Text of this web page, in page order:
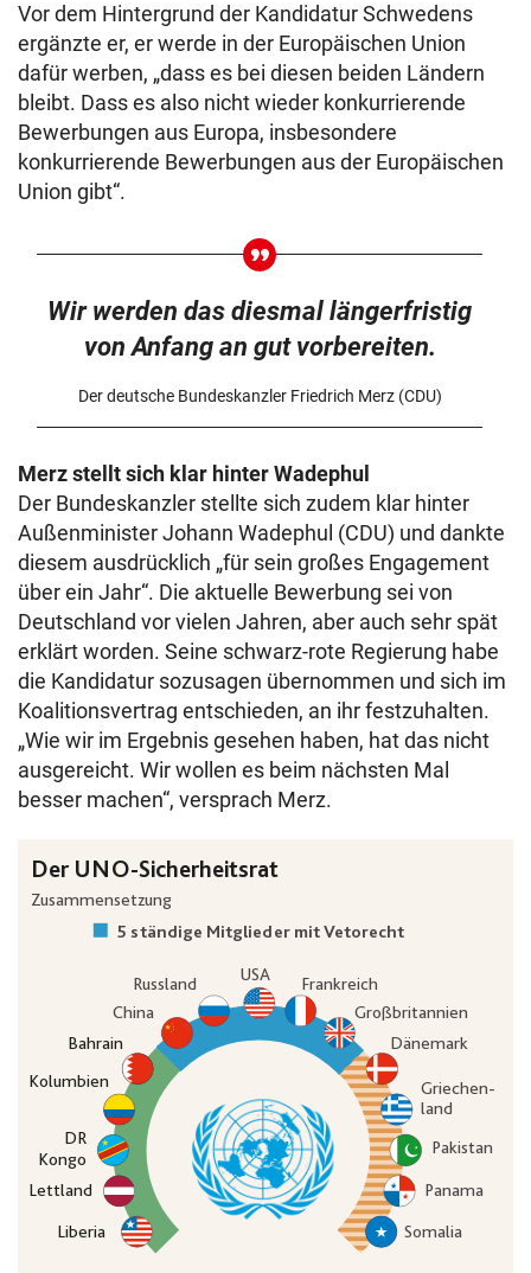
Vor dem Hintergrund der Kandidatur Schwedens
ergänzte er, er werde in der Europäischen Union
dafür werben, „dass es bei diesen beiden Ländern
bleibt. Dass es also nicht wieder konkurrierende
Bewerbungen aus Europa, insbesondere
konkurrierende Bewerbungen aus der Europäischen
Union gibt“.
Wir werden das diesmal längerfristig
von Anfang an gut vorbereiten.
Der deutsche Bundeskanzler Friedrich Merz (CDU)
Merz stellt sich klar hinter Wadephul
Der Bundeskanzler stellte sich zudem klar hinter
Außenminister Johann Wadephul (CDU) und dankte
diesem ausdrücklich „für sein großes Engagement
über ein Jahr“. Die aktuelle Bewerbung sei von
Deutschland vor vielen Jahren, aber auch sehr spät
erklärt worden. Seine schwarz-rote Regierung habe
die Kandidatur sozusagen übernommen und sich im
Koalitionsvertrag entschieden, an ihr festzuhalten.
„Wie wir im Ergebnis gesehen haben, hat das nicht
ausgereicht. Wir wollen es beim nächsten Mal
besser machen“, versprach Merz.